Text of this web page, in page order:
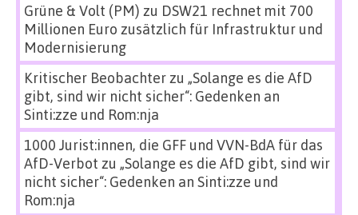
Grüne & Volt (PM) zu DSW21 rechnet mit 700
Millionen Euro zusätzlich für Infrastruktur und
Modernisierung
Kritischer Beobachterzu „Solange es die AfD
gibt, sind wir nicht sicher“: Gedenken an
Sinti:zze und Rom:nja
1000 Jurist:innen, die GFF und VVN-BdA für das
AfD-Verbot zu „Solange es die AfD gibt, sind wir
nicht sicher“: Gedenken an Sinti:zze und
Rom:nja